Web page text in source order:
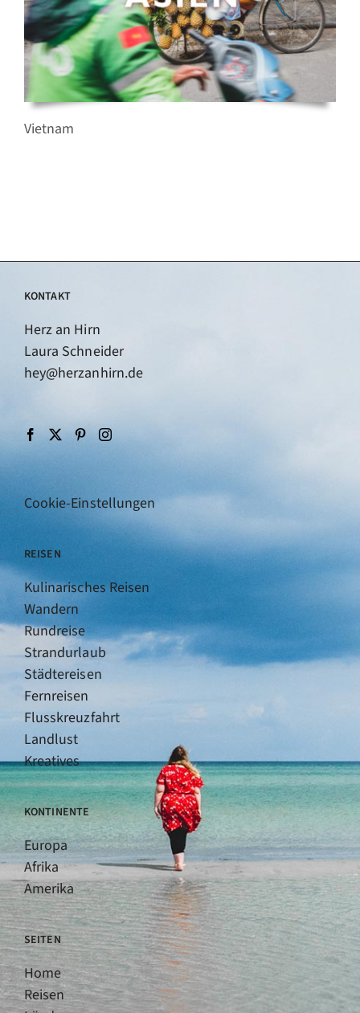
Vietnam
KONTAKT
Herz an Hirn
Laura Schneider
hey@herzanhirn.de
Cookie-Einstellungen
REISEN
Kulinarisches Reisen
Wandern
Rundreise
Strandurlaub
Städtereisen
Fernreisen
Flusskreuzfahrt
Landlust
Kreatives
KONTINENTE
Europa
Afrika
Amerika
SEITEN
Home
Reisen